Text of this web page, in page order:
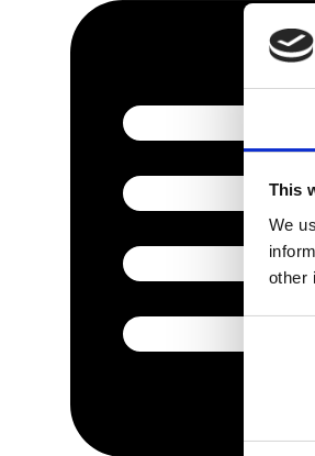
This
We
other
Selection